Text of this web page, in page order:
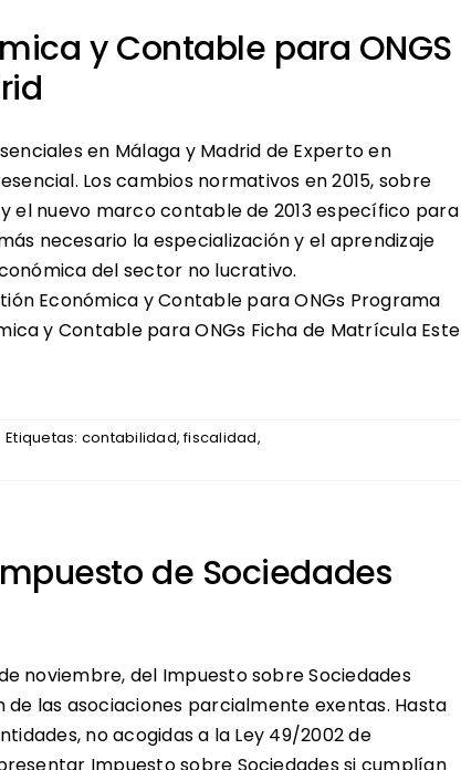
y Contable para ONGS
en Málaga y Madrid de Experto en
Los cambios normativos en 2015, sobre
el nuevo marco contable de 2013 específico para
necesario la especialización y el aprendizaje
del sector no lucrativo.
Económica y Contable para ONGs Programa
y Contable para ONGs Ficha de Matrícula Este
Etiquetas: contabilidad,fiscalidad,
de Sociedades
noviembre, del Impuesto sobre Sociedades
las asociaciones parcialmente exentas. Hasta
no acogidas a la Ley 49/2002 de